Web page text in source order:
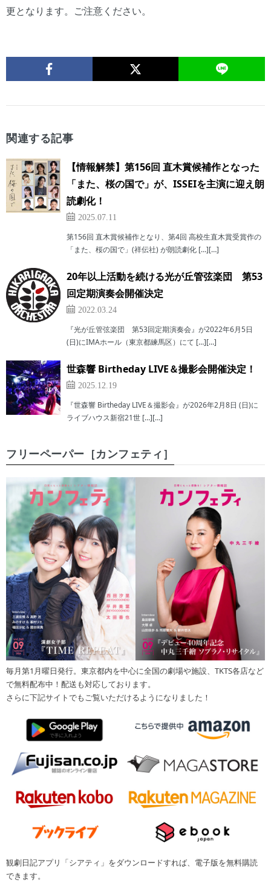
更となります。ご注意ください。
関連する記事
【情報解禁】第156回 直木賞候補作となった
「また、桜の国で」が、ISSEIを主演に迎え朗
読劇化！
2025.07.11
第156回 直木賞候補作となり、第4回 高校生直木賞受賞作の
「また、桜の国で」(祥伝社) が朗読劇化 […][…]
20年以上活動を続ける光が丘管弦楽団 第53
回定期演奏会開催決定
2022.03.24
『光が丘管弦楽団 第53回定期演奏会』が2022年6月5日
(日)にIMAホール（東京都練馬区）にて […][…]
世森響 Birtheday LIVE＆撮影会開催決定！
2025.12.19
『世森響 Birtheday LIVE＆撮影会』が2026年2月8日 (日)に
ライブハウス新宿21世 […][…]
フリーペーパー［カンフェティ］
毎月第1月曜日発行。東京都内を中心に全国の劇場や施設、TKTS各店など
で無料配布中！配送も対応しております。
さらに下記サイトでもご覧いただけるようになりました！
観劇日記アプリ「シアティ」をダウンロードすれば、電子版を無料購読
できます。